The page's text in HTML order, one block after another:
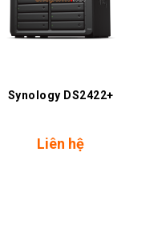
Synology DS2422+
Liên hệ